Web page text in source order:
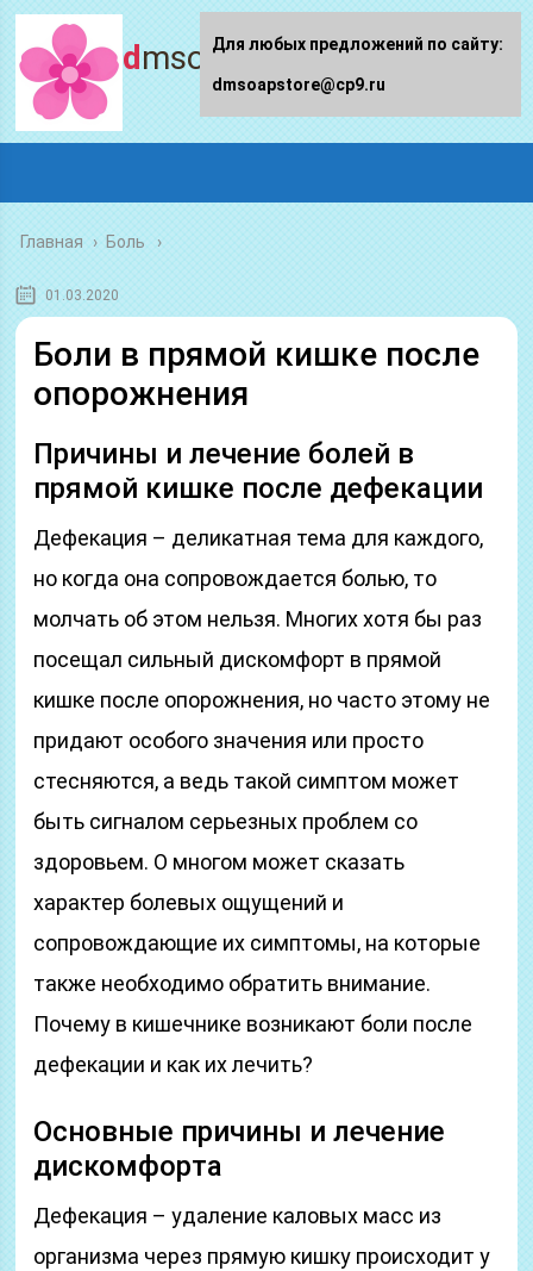
dmsoapstore.ru
Главная › Боль
01.03.2020
Боли в прямой кишке после
опорожнения
Причины и лечение болей в
прямой кишке после дефекации
Дефекация – деликатная тема для каждого,
но когда она сопровождается болью, то
молчать об этом нельзя. Многих хотя бы раз
посещал сильный дискомфорт в прямой
кишке после опорожнения, но часто этому не
придают особого значения или просто
стесняются, а ведь такой симптом может
быть сигналом серьезных проблем со
здоровьем. О многом может сказать
характер болевых ощущений и
сопровождающие их симптомы, на которые
также необходимо обратить внимание.
Почему в кишечнике возникают боли после
дефекации и как их лечить?
Основные причины и лечение
дискомфорта
Дефекация – удаление каловых масс из
организма через прямую кишку происходит у
Для любых предложений по сайту:
dmsoapstore@cp9.ru